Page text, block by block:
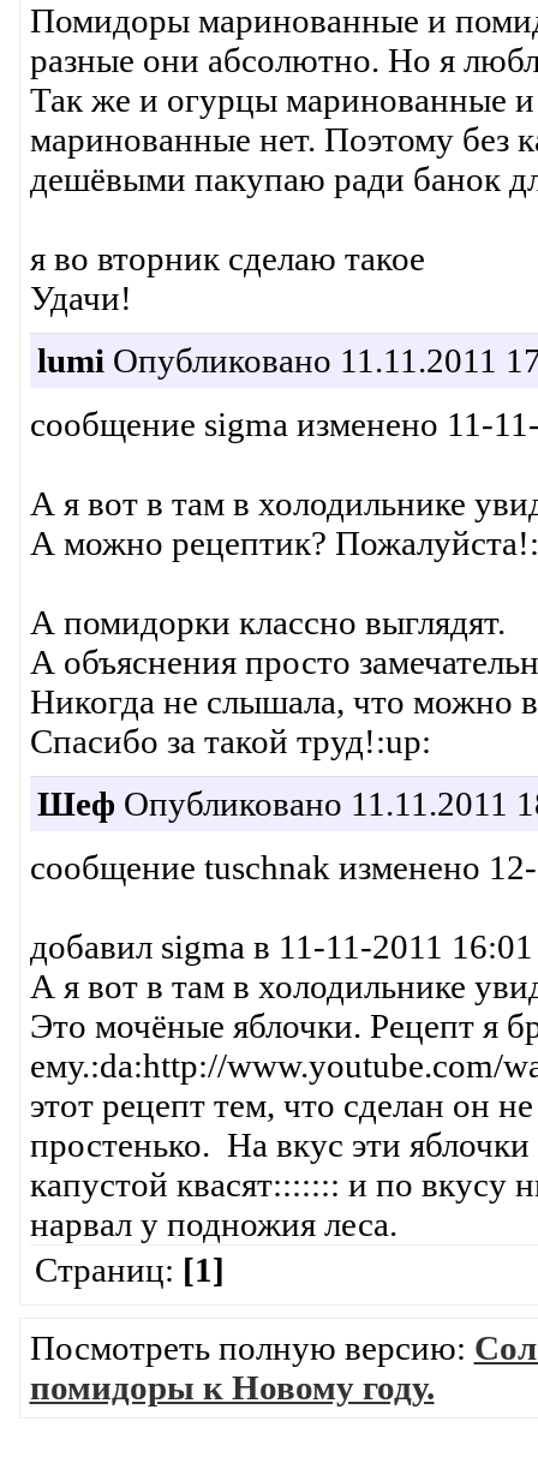
Помидоры маринованные и
разные они абсолютно. Но я
Так же и огурцы маринованные
маринованные нет. Поэтому без
дешёвыми пакупаю ради банок
я во вторник сделаю такое
Удачи!
lumi Опубликовано 11.11.2011
сообщение sigma изменено 11-
А я вот в там в холодильнике
А можно рецептик?
А помидорки классно выглядят.
А объяснения просто
Никогда не слышала, что можно
Спасибо за такой труд!:up:
Шеф Опубликовано 11.11.2011
сообщение tuschnak изменено
добавил sigma в 11-11-2011
А я вот в там в холодильнике
Это мочёные яблочки. Рецепт я
ему.:da:http://www.youtube.com/
этот рецепт тем, что сделан он
простенько. На вкус эти
капустой квасят::::::: и по вкусу
нарвал у подножия леса.
Страниц: [1]
Посмотреть полную версию:
помидоры к Новому году.